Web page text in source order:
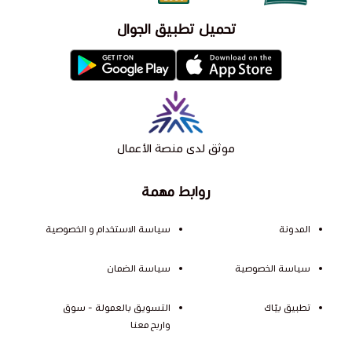
روابط مهمة
المدونة
سياسة الخصوصية
تطبيق بيّاك
سياسة الاستخدام و الخصوصية
سياسة الضمان
التسويق بالعمولة - سوق
واربح معنا
تحميل تطبيق الجوال
موثق لدى منصة الأعمال